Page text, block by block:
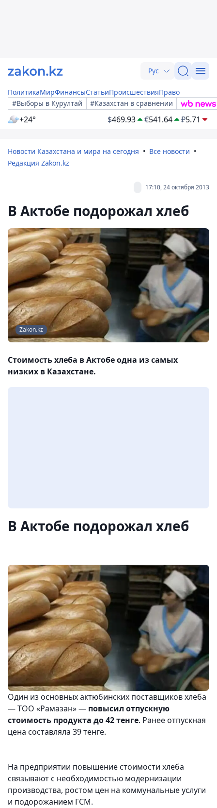
Рус
ПолитикаМирФинансыСтатьиПроисшествияПраво
#Выборы в Курултай
#Казахстан в сравнении
+24° $469.93 €541.64 ₽5.71
Новости Казахстана и мира на сегодня
Все новости
Редакция Zakon.kz
17:10, 24 октября 2013
В Актобе подорожал хлеб
Zakon.kz
Стоимость хлеба в Актобе одна из самых
низких в Казахстане.
В Актобе подорожал хлеб
Один из основных актюбинских поставщиков хлеба
— ТОО «Рамазан» — повысил отпускную
стоимость продукта до 42 тенге. Ранее отпускная
цена составляла 39 тенге.
На предприятии повышение стоимости хлеба
связывают с необходимостью модернизации
производства, ростом цен на коммунальные услуги
и подорожанием ГСМ.